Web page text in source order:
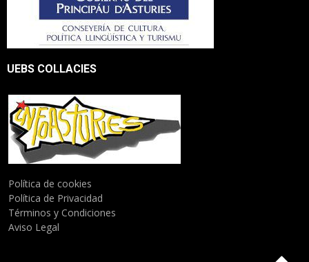
UEBS COLLACIES
Política de cookies
Política de Privacidad
Términos y Condiciones
Aviso Legal